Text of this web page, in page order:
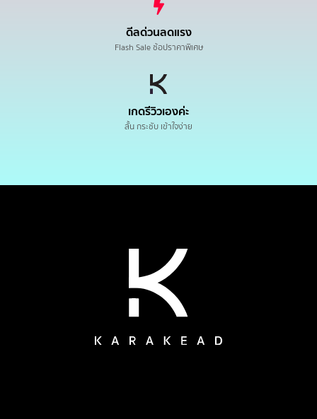
ดีลด่วนลดแรง
Flash Sale ช้อปราคาพิเศษ
เกดรีวิวเองค่ะ
สั้น กระชับ เข้าใจง่าย